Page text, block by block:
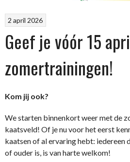
2 april 2026
Geef je vóór 15
zomertrainingen!
Kom jij ook?
We starten binnenkort weer met de
kaatsveld! Of je nu voor het eerst
kaatsen of al ervaring hebt: iedereen
of ouder is, is van harte welkom!